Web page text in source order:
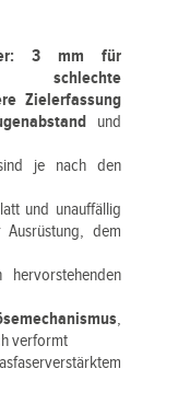
3 mm für
schlechte
Zielerfassung
und
je nach den
und unauffällig
dem
,
verformt